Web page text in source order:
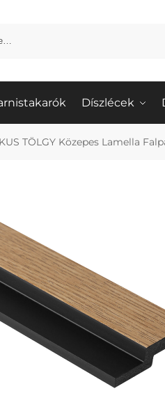
Díszlécek
TÖLGY Közepes Lamella